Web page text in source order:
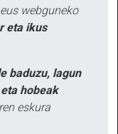
webguneko
eta ikus
baduzu, lagun
hobeak
eskura